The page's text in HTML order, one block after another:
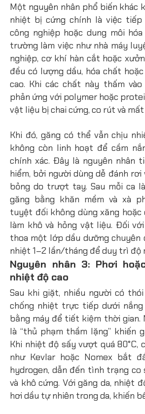
Một nguyên nhân phổ biến khác
nhiệt bị cứng chính là việc
công nghiệp hoặc dung môi
trường làm việc như nhà máy
nghiệp, cơ khí hàn cắt hoặc
đều có lượng dầu, hóa chất
cao. Khi các chất này thấm vào
phản ứng với polymer hoặc
vật liệu bị chai cứng, co rút và
Khi đó, găng có thể vẫn chịu
không còn linh hoạt để cầm
chính xác. Đây là nguyên nhân
hiểm, bởi người dùng dễ đánh
bỏng do trượt tay. Sau mỗi ca
găng bằng khăn mềm và xà
tuyệt đối không dùng xăng
làm khô và hỏng vật liệu. Đối
thoa một lớp dầu dưỡng chuyên
nhiệt 1–2 lần/tháng để duy trì độ
Nguyên nhân 3: Phơi
nhiệt độ cao
Sau khi giặt, nhiều người có
chống nhiệt trực tiếp dưới nắng
bằng máy để tiết kiệm thời gian.
là “thủ phạm thầm lặng” khiến
Khi nhiệt độ sấy vượt quá 80°C,
như Kevlar hoặc Nomex bắt
hydrogen, dẫn đến tình trạng co
và khô cứng. Với găng da, nhiệt
hơi dầu tự nhiên trong da, khiến